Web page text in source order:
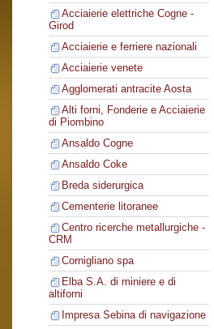
Acciaierie elettriche Cogne -
Girod
Acciaierie e ferriere nazionali
Acciaierie venete
Agglomerati antracite Aosta
Alti forni, Fonderie e Acciaierie
di Piombino
Ansaldo Cogne
Ansaldo Coke
Breda siderurgica
Cementerie litoranee
Centro ricerche metallurgiche -
CRM
Cornigliano spa
Elba S.A. di miniere e di
altiforni
Impresa Sebina di navigazione